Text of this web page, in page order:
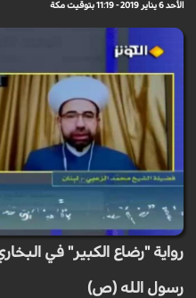
الأحد 6 يناير 2019 - 11:19 بتوقيت مكة
رواية "رضاع الكبير" في
رسول الله (ص)